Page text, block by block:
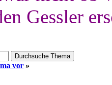
Gessler
vor »